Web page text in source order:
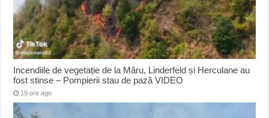
Incendiile de vegetație de la Măru, Linderfeld și Herculane au
fost stinse – Pompierii stau de pază VIDEO
19 ore ago